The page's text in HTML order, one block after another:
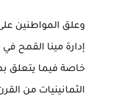
وعلق المواطنين
خاصة فيما يتعلق
الثمانينيات من